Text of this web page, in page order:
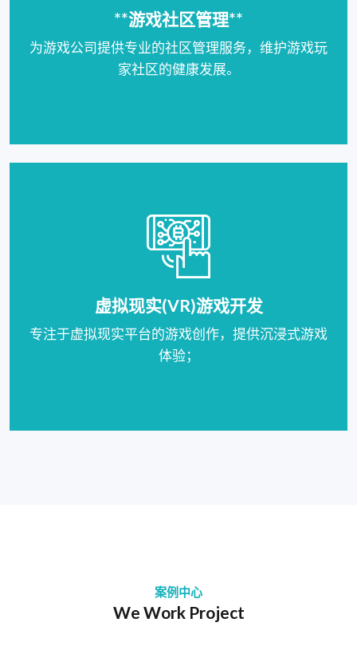
**游戏社区管理**
为游戏公司提供专业的社区管理服务，维护游戏玩
家社区的健康发展。
虚拟现实(VR)游戏开发
专注于虚拟现实平台的游戏创作，提供沉浸式游戏
体验；
案例中心
We Work Project